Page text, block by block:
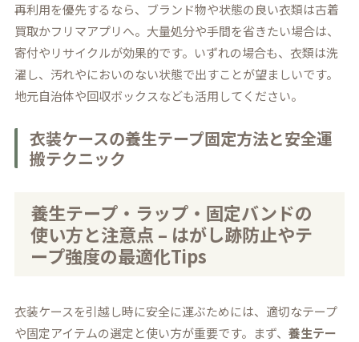
再利用を優先するなら、ブランド物や状態の良い衣類は古着
買取かフリマアプリへ。大量処分や手間を省きたい場合は、
寄付やリサイクルが効果的です。いずれの場合も、衣類は洗
濯し、汚れやにおいのない状態で出すことが望ましいです。
地元自治体や回収ボックスなども活用してください。
衣装ケースの養生テープ固定方法と安全運
搬テクニック
養生テープ・ラップ・固定バンドの
使い方と注意点 – はがし跡防止やテ
ープ強度の最適化Tips
衣装ケースを引越し時に安全に運ぶためには、適切なテープ
や固定アイテムの選定と使い方が重要です。まず、養生テー